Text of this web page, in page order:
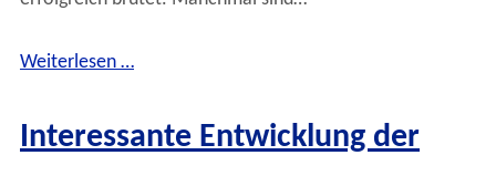
Weiterlesen …
Interessante Entwicklung der